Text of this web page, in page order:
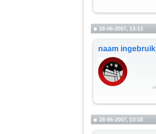
28-06-2007, 13:13
naam ingebruik
28-06-2007, 13:18